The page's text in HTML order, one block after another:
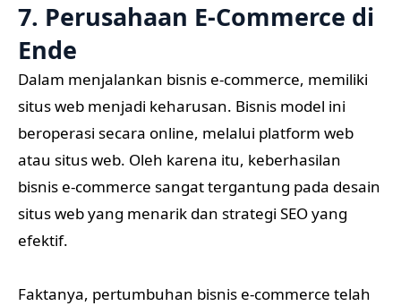
7. Perusahaan E-Commerce di
Ende
Dalam menjalankan bisnis e-commerce, memiliki
situs web menjadi keharusan. Bisnis model ini
beroperasi secara online, melalui platform web
atau situs web. Oleh karena itu, keberhasilan
bisnis e-commerce sangat tergantung pada desain
situs web yang menarik dan strategi SEO yang
efektif.
Faktanya, pertumbuhan bisnis e-commerce telah